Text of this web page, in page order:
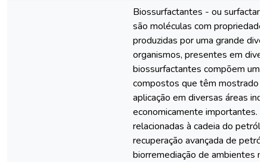
Biossurfactantes - ou
são moléculas com
produzidas por uma grande
organismos, presentes em
biossurfactantes compõem
compostos que têm mostrado
aplicação em diversas áreas
economicamente importantes.
relacionadas à cadeia do
recuperação avançada de
biorremediação de ambientes